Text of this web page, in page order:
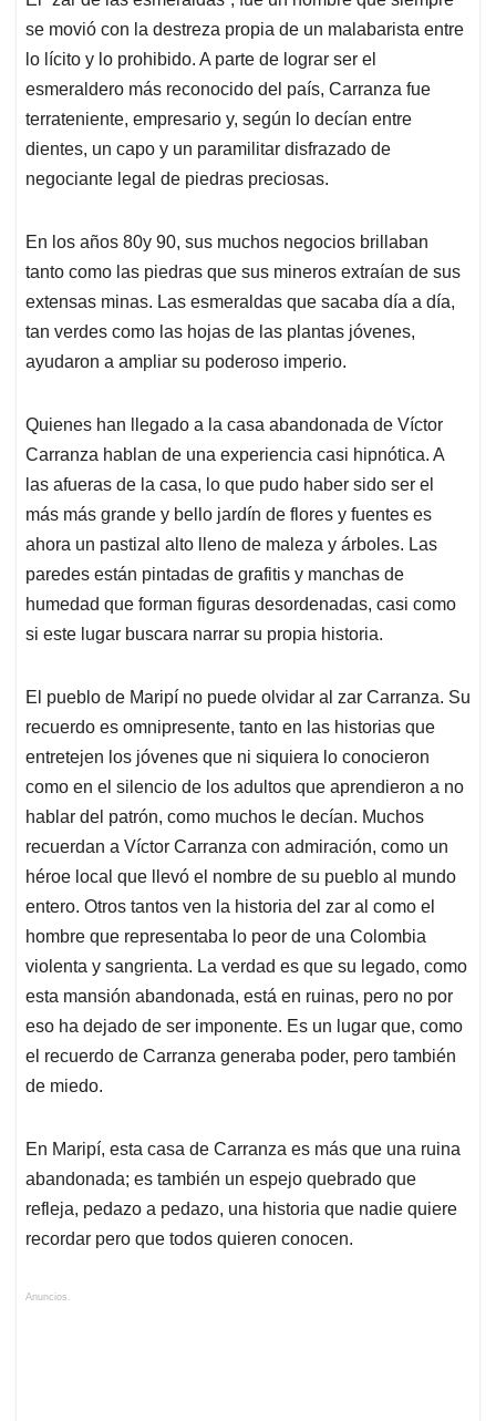
se movió con la destreza propia de un malabarista entre
lo lícito y lo prohibido. A parte de lograr ser el
esmeraldero más reconocido del país, Carranza fue
terrateniente, empresario y, según lo decían entre
dientes, un capo y un paramilitar disfrazado de
negociante legal de piedras preciosas.
En los años 80y 90, sus muchos negocios brillaban
tanto como las piedras que sus mineros extraían de sus
extensas minas. Las esmeraldas que sacaba día a día,
tan verdes como las hojas de las plantas jóvenes,
ayudaron a ampliar su poderoso imperio.
Quienes han llegado a la casa abandonada de Víctor
Carranza hablan de una experiencia casi hipnótica. A
las afueras de la casa, lo que pudo haber sido ser el
más más grande y bello jardín de flores y fuentes es
ahora un pastizal alto lleno de maleza y árboles. Las
paredes están pintadas de grafitis y manchas de
humedad que forman figuras desordenadas, casi como
si este lugar buscara narrar su propia historia.
El pueblo de Maripí no puede olvidar al zar Carranza. Su
recuerdo es omnipresente, tanto en las historias que
entretejen los jóvenes que ni siquiera lo conocieron
como en el silencio de los adultos que aprendieron a no
hablar del patrón, como muchos le decían. Muchos
recuerdan a Víctor Carranza con admiración, como un
héroe local que llevó el nombre de su pueblo al mundo
entero. Otros tantos ven la historia del zar al como el
hombre que representaba lo peor de una Colombia
violenta y sangrienta. La verdad es que su legado, como
esta mansión abandonada, está en ruinas, pero no por
eso ha dejado de ser imponente. Es un lugar que, como
el recuerdo de Carranza generaba poder, pero también
de miedo.
En Maripí, esta casa de Carranza es más que una ruina
abandonada; es también un espejo quebrado que
refleja, pedazo a pedazo, una historia que nadie quiere
recordar pero que todos quieren conocen.
Anuncios.